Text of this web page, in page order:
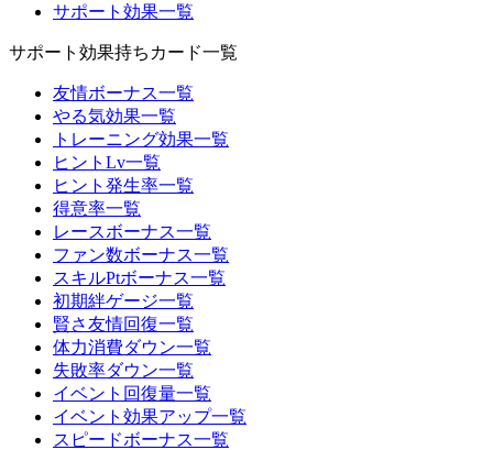
サポート効果一覧
サポート効果持ちカード一覧
友情ボーナス一覧
やる気効果一覧
トレーニング効果一覧
ヒントLv一覧
ヒント発生率一覧
得意率一覧
レースボーナス一覧
ファン数ボーナス一覧
スキルPtボーナス一覧
初期絆ゲージ一覧
賢さ友情回復一覧
体力消費ダウン一覧
失敗率ダウン一覧
イベント回復量一覧
イベント効果アップ一覧
スピードボーナス一覧